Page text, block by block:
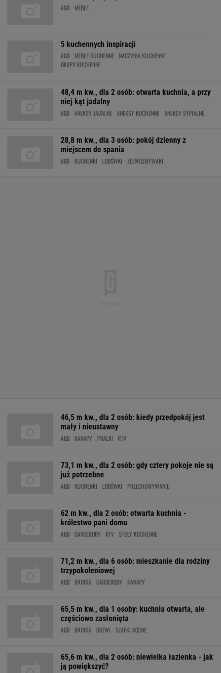
AGD MEBLE
5 kuchennych inspiracji
AGD MEBLE KUCHENNE
NACZYNIA KUCHENNE
OKAPY KUCHENNE
48,4 m kw., dla 2 osób: otwarta kuchnia, a przy
niej kąt jadalny
AGD ANEKSY JADALNE ANEKSY KUCHENNE ANEKSY SYPIALNE
28,8 m kw., dla 3 osób: pokój dzienny z
miejscem do spania
AGD KUCHENKI LODÓWKI ZLEWOZMYWAKI
46,5 m kw., dla 2 osób: kiedy przedpokój jest
mały i nieustawny
AGD KANAPY PRALKI RTV
73,1 m kw., dla 2 osób: gdy cztery pokoje nie są
już potrzebne
AGD KUCHENKI LODÓWKI PRZECHOWYWANIE
62 m kw., dla 2 osób: otwarta kuchnia -
królestwo pani domu
AGD GARDEROBY RTV STOŁY KUCHENNE
71,2 m kw., dla 6 osób: mieszkanie dla rodziny
trzypokoleniowej
AGD BIURKA GARDEROBY KANAPY
65,5 m kw., dla 1 osoby: kuchnia otwarta, ale
częściowo zasłonięta
AGD BIURKA DRZWI SZAFKI NOCNE
65,6 m kw., dla 2 osób: niewielka łazienka - jak
ją powiększyć?